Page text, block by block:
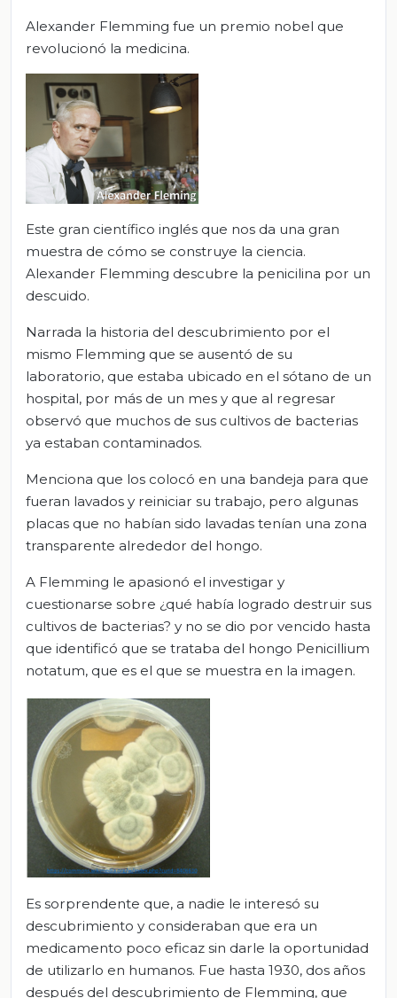
Alexander Flemming fue un premio nobel que
revolucionó la medicina.
Este gran científico inglés que nos da una gran
muestra de cómo se construye la ciencia.
Alexander Flemming descubre la penicilina por un
descuido.
Narrada la historia del descubrimiento por el
mismo Flemming que se ausentó de su
laboratorio, que estaba ubicado en el sótano de un
hospital, por más de un mes y que al regresar
observó que muchos de sus cultivos de bacterias
ya estaban contaminados.
Menciona que los colocó en una bandeja para que
fueran lavados y reiniciar su trabajo, pero algunas
placas que no habían sido lavadas tenían una zona
transparente alrededor del hongo.
A Flemming le apasionó el investigar y
cuestionarse sobre ¿qué había logrado destruir sus
cultivos de bacterias? y no se dio por vencido hasta
que identificó que se trataba del hongo Penicillium
notatum, que es el que se muestra en la imagen.
Es sorprendente que, a nadie le interesó su
descubrimiento y consideraban que era un
medicamento poco eficaz sin darle la oportunidad
de utilizarlo en humanos. Fue hasta 1930, dos años
después del descubrimiento de Flemming, que